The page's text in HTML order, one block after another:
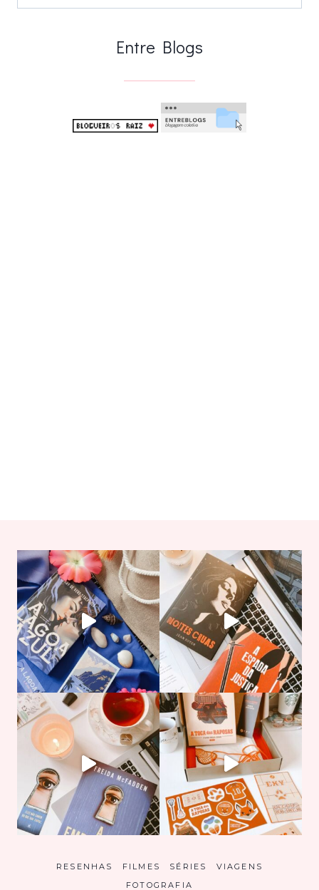
Entre Blogs
RESENHAS FILMES SÉRIES
VIAGENS
FOTOGRAFIA